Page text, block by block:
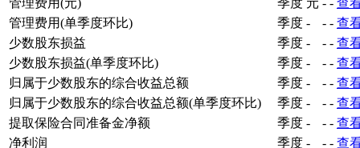
管理费用(元)
季度 元 - - 查
管理费用(单季度环比)
季度 - - - 查
少数股东损益
季度 - - - 查
少数股东损益(单季度环比)
季度 - - - 查
归属于少数股东的综合收益总额
季度 - - - 查
归属于少数股东的综合收益总额(单季度环比)
季度 - - - 查
提取保险合同准备金净额
季度 - - - 查
净利润
季度 - - - 查